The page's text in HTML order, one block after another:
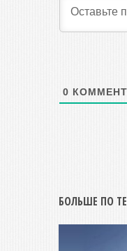
0
БОЛЬШЕ ПО